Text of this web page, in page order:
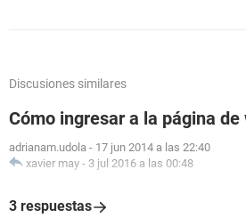
Discusiones similares
Cómo ingresar a la página
adrianam.udola - 17 jun 2014 a las 22:40
xavier may - 3 jul 2016 a las 00:48
3 respuestas